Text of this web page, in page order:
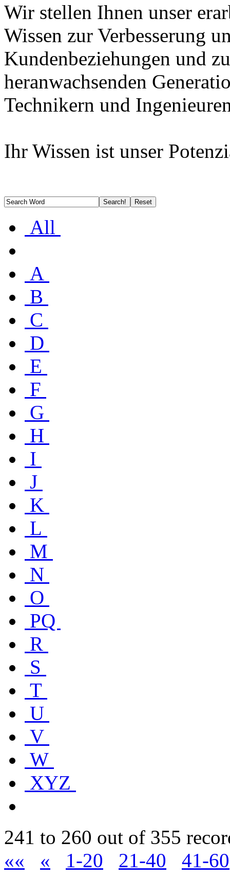
Wir stellen Ihnen unser
Wissen zur Verbesserung
Kundenbeziehungen und
heranwachsenden
Technikern und
Ihr Wissen ist unser
All
A
B
C
D
E
F
G
H
I
J
K
L
M
N
O
PQ
R
S
T
U
V
W
XYZ
241 to 260 out of 355
««
« 1-20 21-40
41-60